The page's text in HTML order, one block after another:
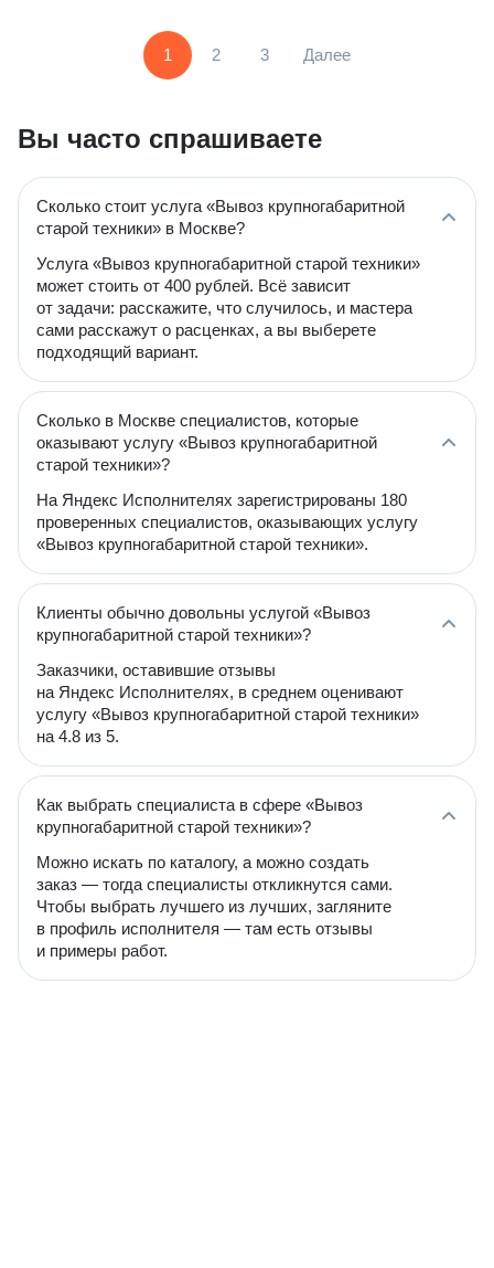
1 2 3 Далее
Вы часто спрашиваете
Сколько стоит услуга «Вывоз крупногабаритной
старой техники» в Москве?
Услуга «Вывоз крупногабаритной старой техники»
может стоить от 400 рублей. Всё зависит
от задачи: расскажите, что случилось, и мастера
сами расскажут о расценках, а вы выберете
подходящий вариант.
Сколько в Москве специалистов, которые
оказывают услугу «Вывоз крупногабаритной
старой техники»?
На Яндекс Исполнителях зарегистрированы 180
проверенных специалистов, оказывающих услугу
«Вывоз крупногабаритной старой техники».
Клиенты обычно довольны услугой «Вывоз
крупногабаритной старой техники»?
Заказчики, оставившие отзывы
на Яндекс Исполнителях, в среднем оценивают
услугу «Вывоз крупногабаритной старой техники»
на 4.8 из 5.
Как выбрать специалиста в сфере «Вывоз
крупногабаритной старой техники»?
Можно искать по каталогу, а можно создать
заказ — тогда специалисты откликнутся сами.
Чтобы выбрать лучшего из лучших, загляните
в профиль исполнителя — там есть отзывы
и примеры работ.